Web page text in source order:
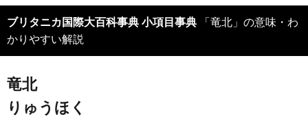
ブリタニカ国際大百科事典 小項目事典 「竜北」の意味・わ
かりやすい解説
竜北
りゅうほく